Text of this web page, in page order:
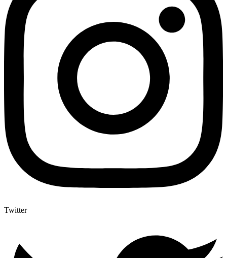
Twitter